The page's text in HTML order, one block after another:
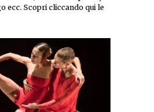
ecc. Scopri cliccando qui le